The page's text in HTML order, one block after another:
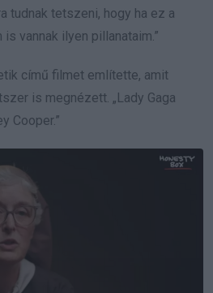
tudnak tetszeni, hogy ha ez a
is vannak ilyen pillanataim.”
című filmet említette, amit
is megnézett. „Lady Gaga
Cooper.”